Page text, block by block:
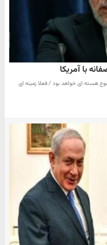
با آمریکا
هسته ای خواهد بود / فعلا زمینه ای